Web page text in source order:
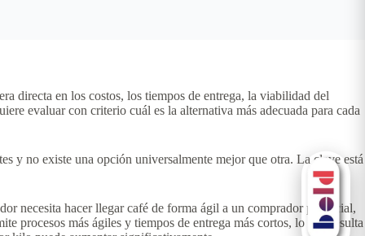
directa en los costos, los tiempos de entrega, la viabilidad del
evaluar con criterio cuál es la alternativa más adecuada para cada
y no existe una opción universalmente mejor que otra. La clave está
necesita hacer llegar café de forma ágil a un comprador potencial,
procesos más ágiles y tiempos de entrega más cortos, lo que resulta